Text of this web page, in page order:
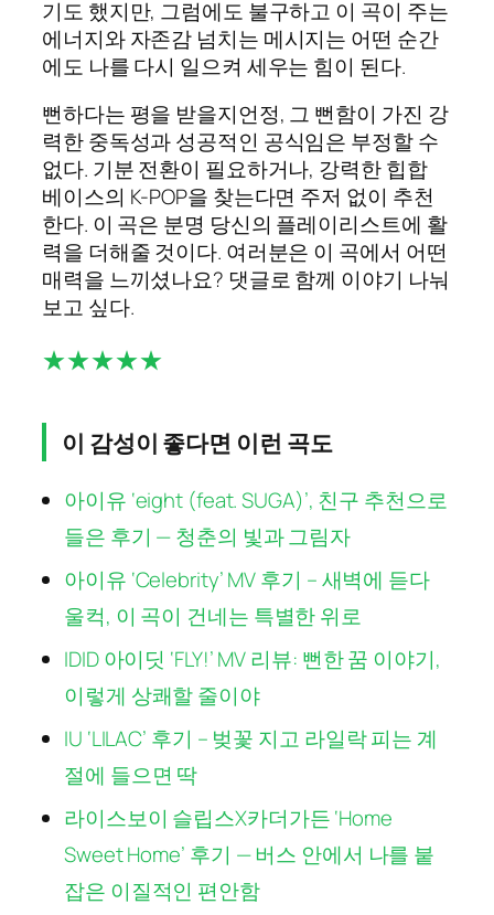
기도 했지만, 그럼에도 불구하고 이 곡이 주는
에너지와 자존감 넘치는 메시지는 어떤 순간
에도 나를 다시 일으켜 세우는 힘이 된다.
뻔하다는 평을 받을지언정, 그 뻔함이 가진 강
력한 중독성과 성공적인 공식임은 부정할 수
없다. 기분 전환이 필요하거나, 강력한 힙합
베이스의 K-POP을 찾는다면 주저 없이 추천
한다. 이 곡은 분명 당신의 플레이리스트에 활
력을 더해줄 것이다. 여러분은 이 곡에서 어떤
매력을 느끼셨나요? 댓글로 함께 이야기 나눠
보고 싶다.
★★★★★
이 감성이 좋다면 이런 곡도
아이유 ‘eight (feat. SUGA)’, 친구 추천으로
들은 후기 — 청춘의 빛과 그림자
아이유 ‘Celebrity’ MV 후기 – 새벽에 듣다
울컥, 이 곡이 건네는 특별한 위로
IDID 아이딧 ‘FLY!’ MV 리뷰: 뻔한 꿈 이야기,
이렇게 상쾌할 줄이야
IU ‘LILAC’ 후기 – 벚꽃 지고 라일락 피는 계
절에 들으면 딱
라이스보이 슬립스X카더가든 ‘Home
Sweet Home’ 후기 — 버스 안에서 나를 붙
잡은 이질적인 편안함